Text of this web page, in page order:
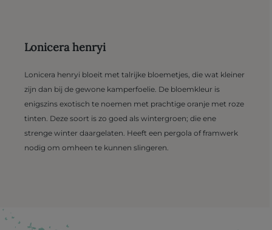
Lonicera henryi
Lonicera henryi bloeit met talrijke bloemetjes, die wat kleiner
zijn dan bij de gewone kamperfoelie. De bloemkleur is
enigszins exotisch te noemen met prachtige oranje met roze
tinten. Deze soort is zo goed als wintergroen; die ene
strenge winter daargelaten. Heeft een pergola of framwerk
nodig om omheen te kunnen slingeren.